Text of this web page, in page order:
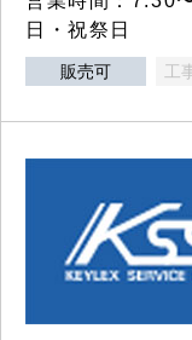
日・祝祭日
販売可 工